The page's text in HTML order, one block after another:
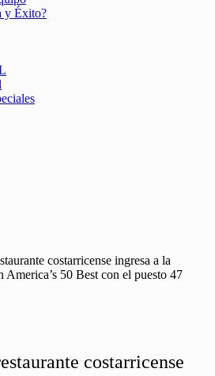
y Éxito?
costarricense ingresa a la
America’s 50 Best con el puesto 47
costarricense